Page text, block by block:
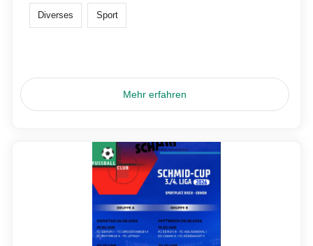
Diverses Sport
Mehr erfahren